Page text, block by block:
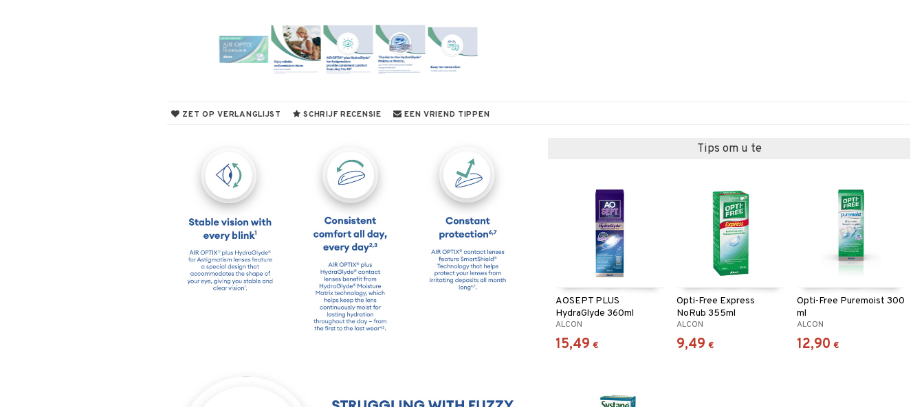
ZET OP VERLANGLIJST SCHRIJF RECENSIE EEN VRIEND TIPPEN
Tips om u te
AOSEPT PLUS
HydraGlyde 360ml
ALCON
15,49 €
Opti-Free Express
NoRub 355ml
ALCON
9,49 €
Opti-Free Puremoist 300
ml
ALCON
12,90 €